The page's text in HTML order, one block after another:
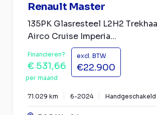
Renault Master
135PK Glasresteel L2H2
Airco Cruise Imperia...
Financieren?
€ 531,66
per maand
excl. BTW
€22.900
71.029 km 6-2024 Handgeschakeld